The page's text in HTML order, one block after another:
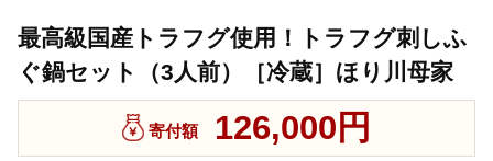
最高級国産トラフグ使用！トラフグ刺しふ
ぐ鍋セット（3人前）［冷蔵］ほり川母家
寄付額 126,000円